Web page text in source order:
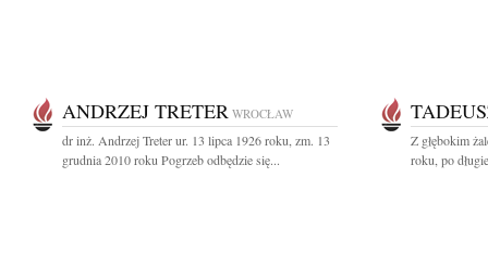
ANDRZEJ TRETER WROCŁAW
dr inż. Andrzej Treter ur. 13 lipca 1926 roku, zm. 13
grudnia 2010 roku Pogrzeb odbędzie się...
Z głębokim
roku, po